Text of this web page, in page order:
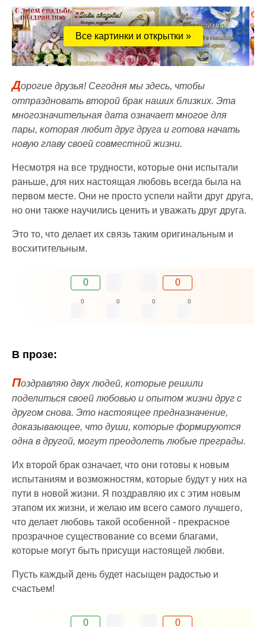
Все картинки и открытки »
Дорогие друзья! Сегодня мы здесь, чтобы
отпраздновать второй брак наших близких. Эта
многозначительная дата означает многое для
пары, которая любит друг друга и готова начать
новую главу своей совместной жизни.
Несмотря на все трудности, которые они испытали
раньше, для них настоящая любовь всегда была на
первом месте. Они не просто успели найти друг друга,
но они также научились ценить и уважать друг друга.
Это то, что делает их связь таким оригинальным и
восхитительным.
0 0
0 0 0 0
В прозе:
Поздравляю двух людей, которые решили
поделиться своей любовью и опытом жизни друг с
другом снова. Это настоящее предназначение,
доказывающее, что души, которые формируются
одна в другой, могут преодолеть любые преграды.
Их второй брак означает, что они готовы к новым
испытаниям и возможностям, которые будут у них на
пути в новой жизни. Я поздравляю их с этим новым
этапом их жизни, и желаю им всего самого лучшего,
что делает любовь такой особенной - прекрасное
прозрачное существование со всеми благами,
которые могут быть присущи настоящей любви.
Пусть каждый день будет насыщен радостью и
счастьем!
0 0